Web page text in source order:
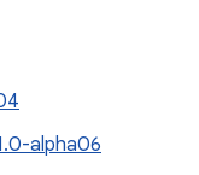
alpha06